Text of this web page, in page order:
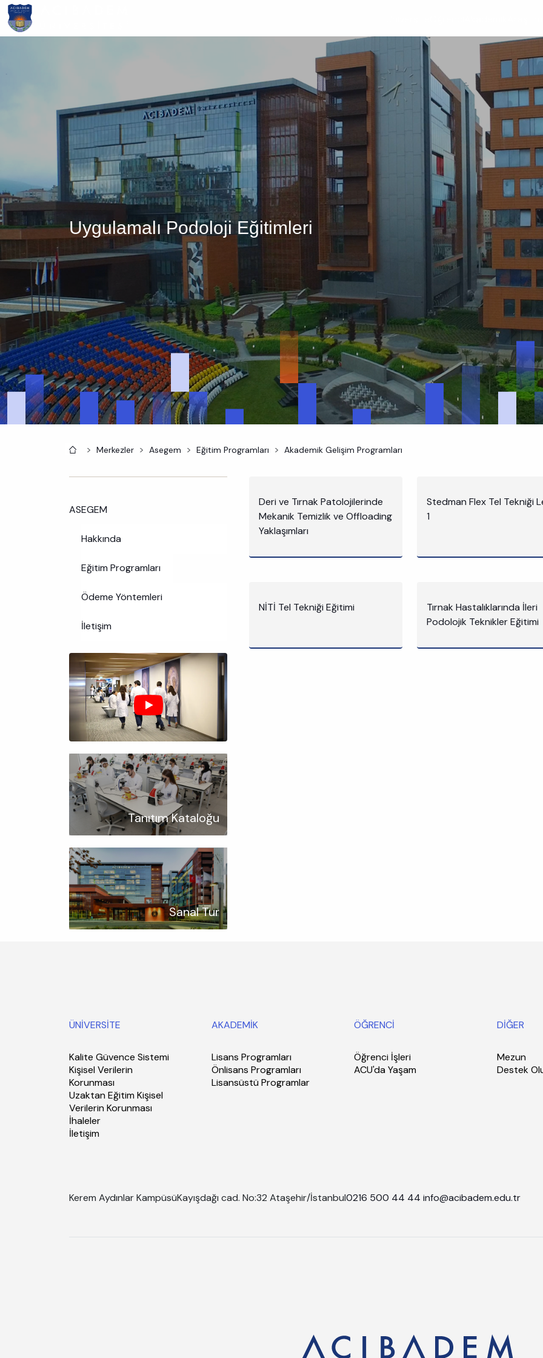
Ana
içeriğe
atla
Uygulamalı Podoloji Eğitimleri
AnasayfaMerkezler Asegem Eğitim Programları Akademik Gelişim Programları
ASEGEM
Hakkında
Eğitim Programları
Ödeme Yöntemleri
İletişim
Tanıtım Kataloğu
Sanal Tur
Deri ve Tırnak Patolojilerinde
Mekanik Temizlik ve Offloading
Yaklaşımları
Stedman Flex Tel Tekniği
1
NİTİ Tel Tekniği Eğitimi
Tırnak Hastalıklarında İleri
Podolojik Teknikler Eğitimi
ÜNİVERSİTE
Kalite Güvence Sistemi
Kişisel Verilerin
Korunması
Uzaktan Eğitim Kişisel
Verilerin Korunması
İhaleler
İletişim
AKADEMİK
Lisans Programları
Önlisans Programları
Lisansüstü Programlar
ÖĞRENCİ
Öğrenci İşleri
ACU'da Yaşam
DİĞER
Mezun
Destek
Kerem Aydınlar KampüsüKayışdağı cad. No:32 Ataşehir/İstanbul0216 500 44 44 info@acibadem.edu.tr